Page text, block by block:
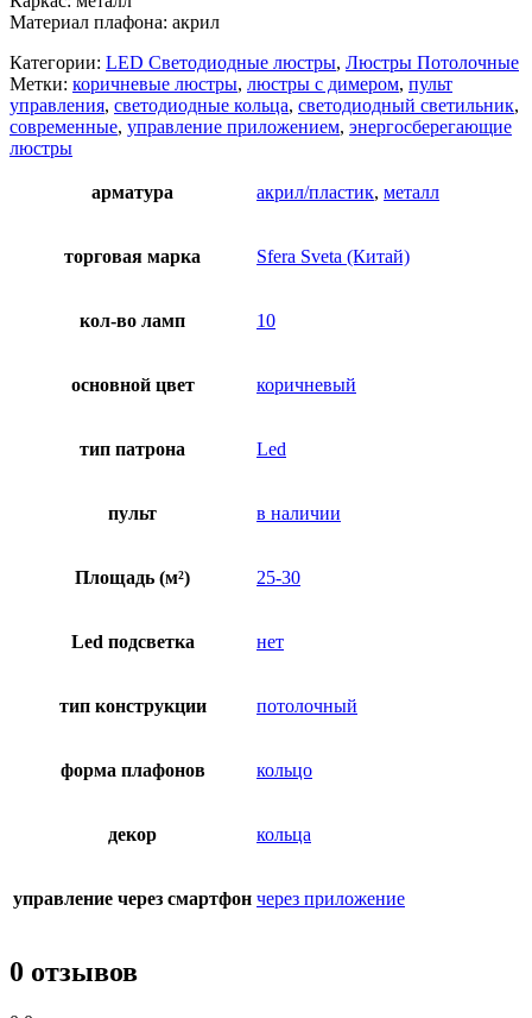
Материал плафона: акрил
Категории: LED Светодиодные люстры, Люстры Потолочные
Метки: коричневые люстры, люстры с димером, пульт
управления, светодиодные кольца, светодиодный светильник,
современные, управление приложением, энергосберегающие
люстры
арматура акрил/пластик, металл
торговая марка Sfera Sveta (Китай)
кол-во ламп 10
основной цвет коричневый
тип патрона Led
пульт в наличии
Площадь (м²) 25-30
Led подсветка нет
тип конструкции потолочный
форма плафонов кольцо
декор кольца
управление через смартфон через приложение
0 отзывов